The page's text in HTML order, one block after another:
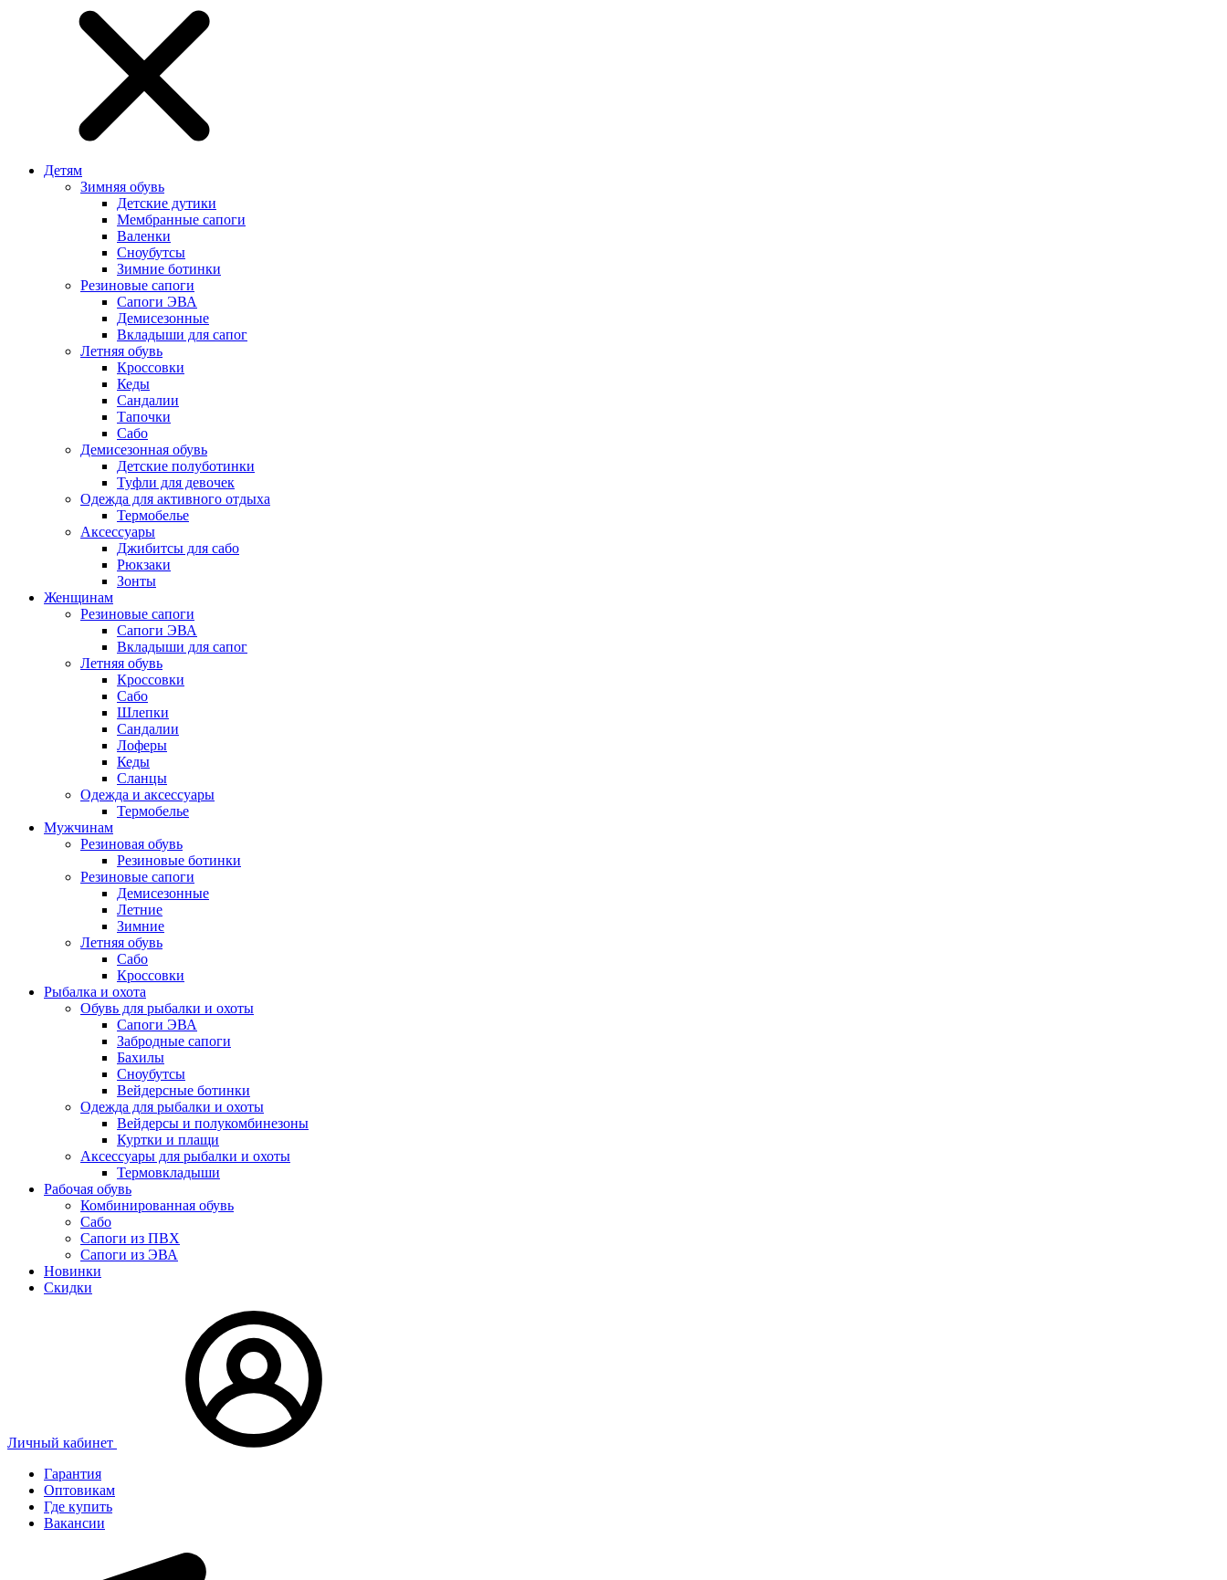
Детям
Зимняя обувь
Детские дутики
Мембранные сапоги
Валенки
Сноубутсы
Зимние ботинки
Резиновые сапоги
Сапоги ЭВА
Демисезонные
Вкладыши для сапог
Летняя обувь
Кроссовки
Кеды
Сандалии
Тапочки
Сабо
Демисезонная обувь
Детские полуботинки
Туфли для девочек
Одежда для активного отдыха
Термобелье
Аксессуары
Джибитсы для сабо
Рюкзаки
Зонты
Женщинам
Резиновые сапоги
Cапоги ЭВА
Вкладыши для сапог
Летняя обувь
Кроссовки
Сабо
Шлепки
Сандалии
Лоферы
Кеды
Сланцы
Одежда и аксессуары
Термобелье
Мужчинам
Резиновая обувь
Резиновые ботинки
Резиновые сапоги
Демисезонные
Летние
Зимние
Летняя обувь
Сабо
Кроссовки
Рыбалка и охота
Обувь для рыбалки и охоты
Сапоги ЭВА
Забродные сапоги
Бахилы
Сноубутсы
Вейдерсные ботинки
Одежда для рыбалки и охоты
Вейдерсы и полукомбинезоны
Куртки и плащи
Аксессуары для рыбалки и охоты
Термовкладыши
Рабочая обувь
Комбинированная обувь
Сабо
Сапоги из ПВХ
Сапоги из ЭВА
Новинки
Скидки
Личный кабинет
Гарантия
Оптовикам
Где купить
Вакансии